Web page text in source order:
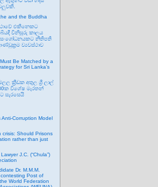
and the Buddha
එකිනෙකට
විනිසුරු කාලය
සංශෝධනයකට නීතිපති
ව්‍යවස්ථාව
Be Matched by a
for Sri Lanka’s
ක්‍රීඩක අතුල ශ්‍රී ලාල්
විශේෂ මැරතන්
සැරසෙයි
Anti-Corruption Model
crisis: Should Prisons
rather than just
J.C. (“Chula”)
Dr. M.M.M.
Post of
World Federation